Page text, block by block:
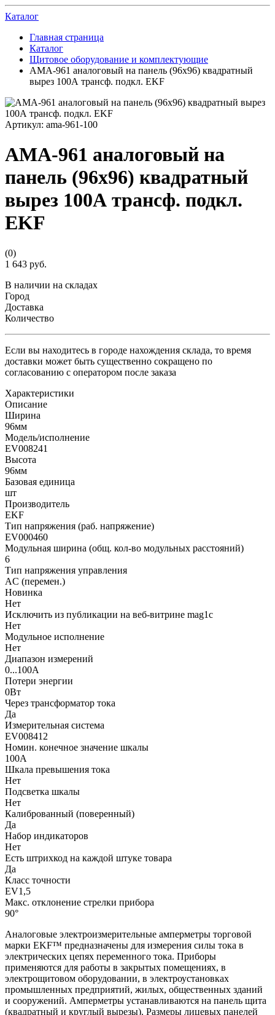
Каталог
Главная страница
Каталог
Щитовое оборудование и комплектующие
AMA-961 аналоговый на панель (96х96) квадратный
вырез 100А трансф. подкл. EKF
Артикул: ama-961-100
AMA-961 аналоговый на
панель (96х96) квадратный
вырез 100А трансф. подкл.
EKF
(0)
1 643 руб.
В наличии на складах
Город
Доставка
Количество
Если вы находитесь в городе нахождения склада, то время
доставки может быть существенно сокращено по
согласованию с оператором после заказа
Характеристики
Описание
Ширина
96мм
Модель/исполнение
EV008241
Высота
96мм
Базовая единица
шт
Производитель
EKF
Тип напряжения (раб. напряжение)
EV000460
Модульная ширина (общ. кол-во модульных расстояний)
6
Тип напряжения управления
AC (перемен.)
Новинка
Нет
Исключить из публикации на веб-витрине mag1c
Нет
Модульное исполнение
Нет
Диапазон измерений
0...100А
Потери энергии
0Вт
Через трансформатор тока
Да
Измерительная система
EV008412
Номин. конечное значение шкалы
100А
Шкала превышения тока
Нет
Подсветка шкалы
Нет
Калиброванный (поверенный)
Да
Набор индикаторов
Нет
Есть штрихкод на каждой штуке товара
Да
Класс точности
EV1,5
Макс. отклонение стрелки прибора
90°
Аналоговые электроизмерительные амперметры торговой
марки EKF™ предназначены для измерения силы тока в
электрических цепях переменного тока. Приборы
применяются для работы в закрытых помещениях, в
электрощитовом оборудовании, в электроустановках
промышленных предприятий, жилых, общественных зданий
и сооружений. Амперметры устанавливаются на панель щита
(квадратный и круглый вырезы). Размеры лицевых панелей